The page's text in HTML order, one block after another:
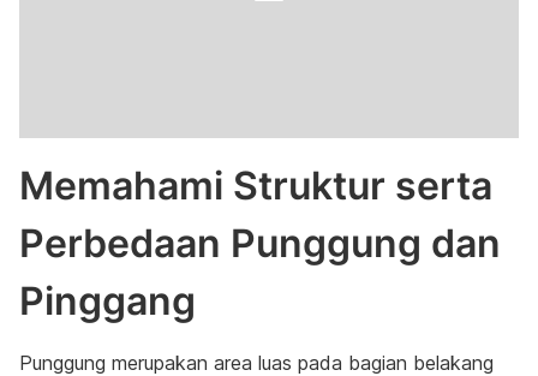
Memahami Struktur serta
Perbedaan Punggung dan
Pinggang
Punggung merupakan area luas pada bagian belakang